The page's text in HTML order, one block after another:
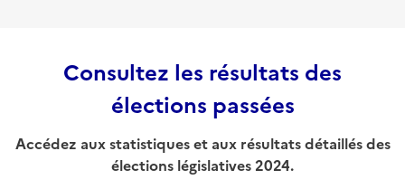
Consultez les résultats des
élections passées
Accédez aux statistiques et aux résultats détaillés des
élections législatives 2024.